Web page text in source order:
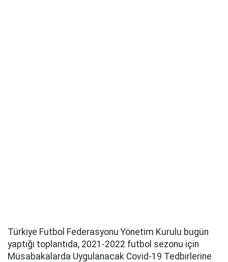
Türkiye Futbol Federasyonu Yönetim Kurulu bugün
yaptığı toplantıda, 2021-2022 futbol sezonu için
Müsabakalarda Uygulanacak Covid-19 Tedbirlerine